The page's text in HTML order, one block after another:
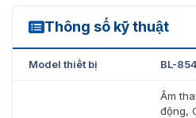
Hỗ trợ âm thanh / báo thức /
nhớ SD
Thông số kỹ thuật
BL-854N38A-E3
Model thiết bị BL-
Âm
động,